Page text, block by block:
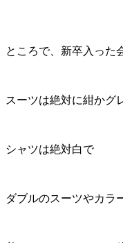
ところで、新卒入った
スーツは絶対に紺かグ
シャツは絶対白で
ダブルのスーツやカラ